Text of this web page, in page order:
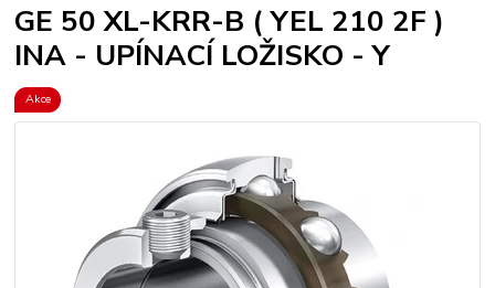
GE 50 XL-KRR-B ( YEL 210 2F )
INA - UPÍNACÍ LOŽISKO - Y
Akce